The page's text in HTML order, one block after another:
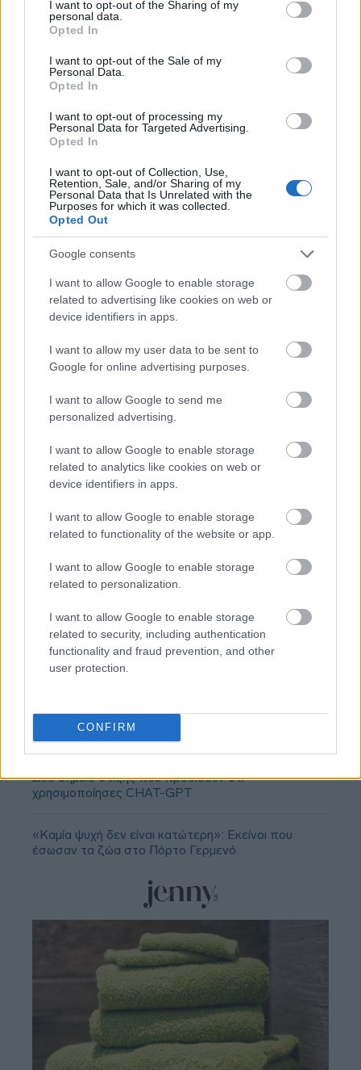
not limited to your visit or usage behaviour. You may click to
grant or deny consent to Google and its third-party tags to
use your data for below specified purposes in below Google
consent section.
I want to opt-out of the Sharing of my
personal data.
Opted In
I want to opt-out of the Sale of my
Personal Data.
Opted In
I want to opt-out of processing my
Personal Data for Targeted Advertising.
Opted In
I want to opt-out of Collection, Use,
Retention, Sale, and/or Sharing of my
Personal Data that Is Unrelated with the
Purposes for which it was collected.
Opted Out
Google consents
I want to allow Google to enable storage
related to advertising like cookies on web or
device identifiers in apps.
I want to allow my user data to be sent to
Google for online advertising purposes.
I want to allow Google to send me
personalized advertising.
I want to allow Google to enable storage
related to analytics like cookies on web or
device identifiers in apps.
I want to allow Google to enable storage
related to functionality of the website or app.
I want to allow Google to enable storage
related to personalization.
I want to allow Google to enable storage
related to security, including authentication
functionality and fraud prevention, and other
user protection.
CONFIRM
Ολυμπιακός: Τελειώνει άμεσα του Μπραγκάντσα
σύμφωνα με την A Bola
Λιβάι Γκαρσία - Παναθηναϊκός: Τα οικονομικά
δεδομένα του σπουδαίου deal
Νέντοβιτς για Γουόκαπ: «Είναι από τους πιο...
βρώμικους παίκτες της EuroLeague, αλλά τόσο καλό
«Εδώ η Αθήνα θυμίζει Ευρώπη»: H γειτονιά εκτός
κέντρου που ανακάλυψαν στο TikTok
Δύο σημείο στίξης που προδίδουν ότι
χρησιμοποίησες CHAT-GPT
«Καμία ψυχή δεν είναι κατώτερη»: Εκείνοι που
έσωσαν τα ζώα στο Πόρτο Γερμενό